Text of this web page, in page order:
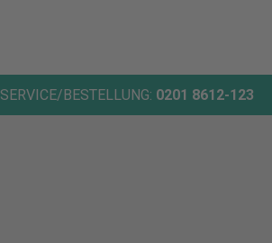
SERVICE/BESTELLUNG: 0201 8612-123